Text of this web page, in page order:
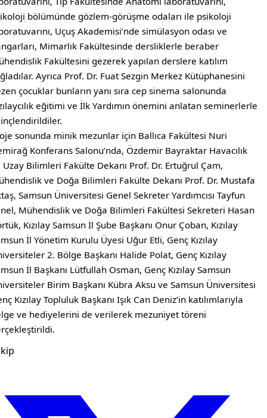
bölümünde gözlem-görüşme odaları ile psikoloji
Uçuş Akademisi’nde simülasyon odası ve
Mimarlık Fakültesinde dersliklerle beraber
Fakültesini gezerek yapılan derslere katılım
Ayrıca Prof. Dr. Fuat Sezgin Merkez Kütüphanesini
çocuklar bunların yanı sıra cep sinema salonunda
eğitimi ve İlk Yardımın önemini anlatan seminerlerle
sonunda minik mezunlar için Ballıca Fakültesi Nuri
Konferans Salonu’nda, Özdemir Bayraktar Havacılık
Uzay Bilimleri Fakülte Dekanı Prof. Dr. Ertuğrul Çam,
ve Doğa Bilimleri Fakülte Dekanı Prof. Dr. Mustafa
Samsun Üniversitesi Genel Sekreter Yardımcısı Tayfun
Mühendislik ve Doğa Bilimleri Fakültesi Sekreteri Hasan
Kızılay Samsun İl Şube Başkanı Onur Çoban, Kızılay
İl Yönetim Kurulu Üyesi Uğur Etli, Genç Kızılay
2. Bölge Başkanı Halide Polat, Genç Kızılay
İl Başkanı Lütfullah Osman, Genç Kızılay Samsun
Birim Başkanı Kübra Aksu ve Samsun Üniversitesi
Kızılay Topluluk Başkanı Işık Can Deniz’in katılımlarıyla
ve hediyelerini de verilerek mezuniyet töreni